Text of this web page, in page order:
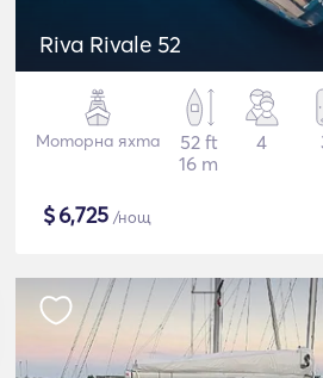
Riva Rivale 52
Моторна яхта
52 ft
16 m
4
$6,725 /нощ